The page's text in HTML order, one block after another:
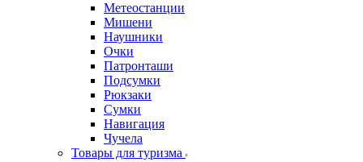
Метеостанции
Мишени
Наушники
Очки
Патронташи
Подсумки
Рюкзаки
Сумки
Навигация
Чучела
Товары для туризма